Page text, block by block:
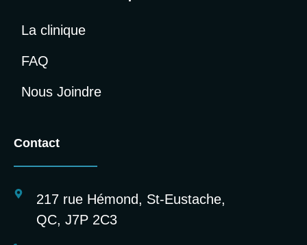
La clinique
FAQ
Nous Joindre
Contact
217 rue Hémond, St-Eustache,
QC, J7P 2C3